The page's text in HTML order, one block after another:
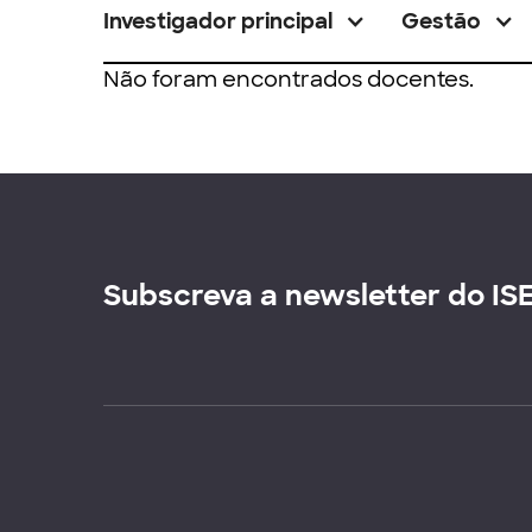
Investigador principal Gestão
Não foram encontrados docentes.
Subscreva a newsletter do